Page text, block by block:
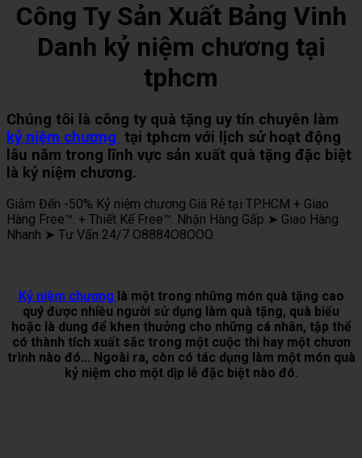
Công Ty Sản Xuất Bảng Vinh
Danh kỷ niệm chương tại
tphcm
Chúng tôi là công ty quà tặng uy tín chuyên làm
kỷ niệm chương tại tphcm với lịch sử hoạt động
lâu năm trong lĩnh vực sản xuất quà tặng đặc biệt
là kỷ niệm chương.
Giảm Đến -50% Kỷ niệm chương Giá Rẻ tại TP.HCM + Giao
Hàng Free™. + Thiết Kế Free™. Nhận Hàng Gấp ➤ Giao Hàng
Nhanh ➤ Tư Vấn 24/7 O8884O8OOO.
Kỷ niệm chương là một trong những món quà tặng cao
quý được nhiều người sử dụng làm quà tặng, quà biếu
hoặc là dung để khen thưởng cho những cá nhân, tập thể
có thành tích xuất sắc trong một cuộc thi hay một chươn
trình nào đó… Ngoài ra, còn có tác dụng làm một món quà
kỷ niệm cho một dịp lễ đặc biệt nào đó.